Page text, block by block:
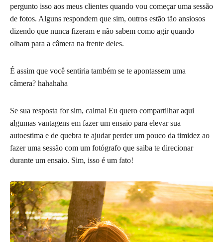
pergunto isso aos meus clientes quando vou começar uma sessão
de fotos. Alguns respondem que sim, outros estão tão ansiosos
dizendo que nunca fizeram e não sabem como agir quando
olham para a câmera na frente deles.
É assim que você sentiria também se te apontassem uma
câmera? hahahaha
Se sua resposta for sim, calma! Eu quero compartilhar aqui
algumas vantagens em fazer um ensaio para elevar sua
autoestima e de quebra te ajudar perder um pouco da timidez ao
fazer uma sessão com um fotógrafo que saiba te direcionar
durante um ensaio. Sim, isso é um fato!